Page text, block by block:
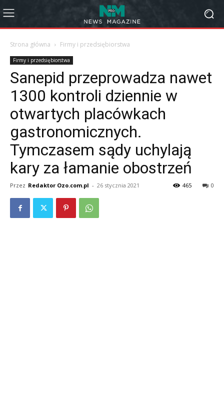
Strona główna Firmy i przedsiębiorstwa
Firmy i przedsiębiorstwa
Sanepid przeprowadza nawet
1300 kontroli dziennie w
otwartych placówkach
gastronomicznych.
Tymczasem sądy uchylają
kary za łamanie obostrzeń
Przez Redaktor Ozo.com.pl - 26 stycznia 2021 0
465